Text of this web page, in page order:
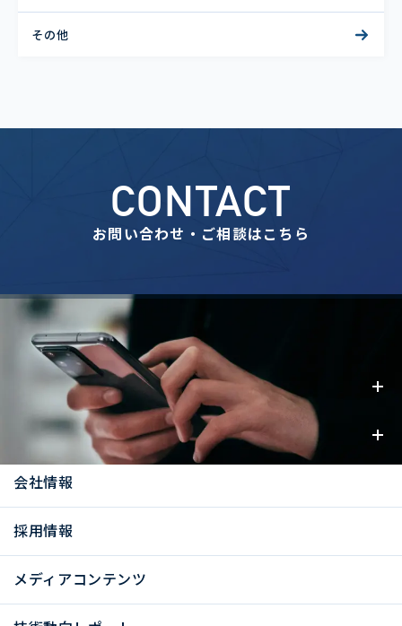
その他
CONTACT
お問い合わせ・ご相談はこちら
事業内容
お知らせ
会社情報
採用情報
メディアコンテンツ